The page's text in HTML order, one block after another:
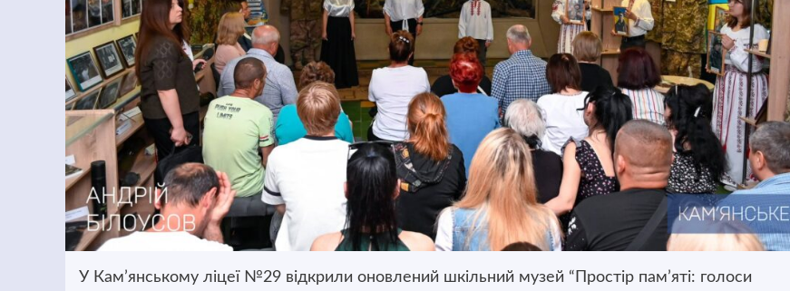
У Кам’янському ліцеї №29 відкрили оновлений шкільний музей “Простір пам’яті: голоси